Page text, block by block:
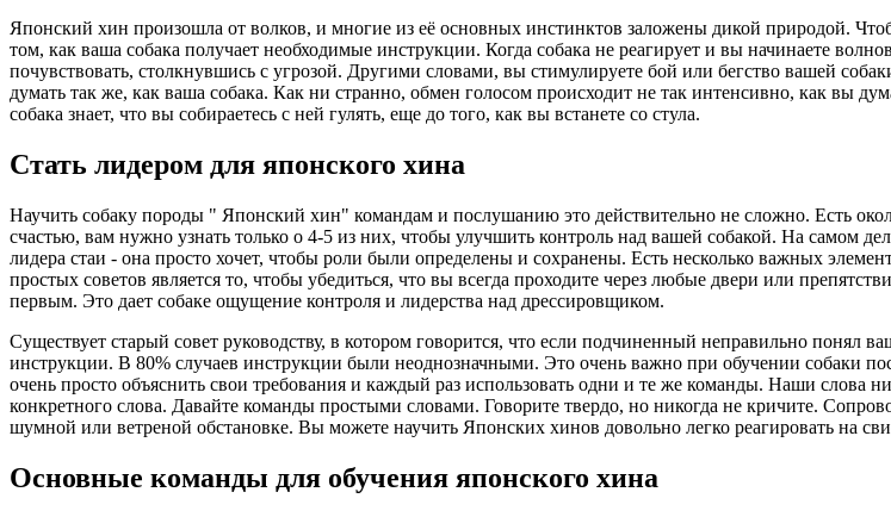
Японский хин произошла от волков, и многие из её основных инстинктов заложены дикой природой.
том, как ваша собака получает необходимые инструкции. Когда собака не реагирует и вы начинаете
почувствовать, столкнувшись с угрозой. Другими словами, вы стимулируете бой или бегство вашей
думать так же, как ваша собака. Как ни странно, обмен голосом происходит не так интенсивно, как вы
собака знает, что вы собираетесь с ней гулять, еще до того, как вы встанете со стула.
Стать лидером для японского хина
Научить собаку породы " Японский хин" командам и послушанию это действительно не сложно. Есть
счастью, вам нужно узнать только о 4-5 из них, чтобы улучшить контроль над вашей собакой. На самом
лидера стаи - она просто хочет, чтобы роли были определены и сохранены. Есть несколько важных
простых советов является то, чтобы убедиться, что вы всегда проходите через любые двери или
первым. Это дает собаке ощущение контроля и лидерства над дрессировщиком.
Существует старый совет руководству, в котором говорится, что если подчиненный неправильно понял
инструкции. В 80% случаев инструкции были неоднозначными. Это очень важно при обучении собаки
очень просто объяснить свои требования и каждый раз использовать одни и те же команды. Наши слова
конкретного слова. Давайте команды простыми словами. Говорите твердо, но никогда не кричите.
шумной или ветреной обстановке. Вы можете научить Японских хинов довольно легко реагировать на
Основные команды для обучения японского хина